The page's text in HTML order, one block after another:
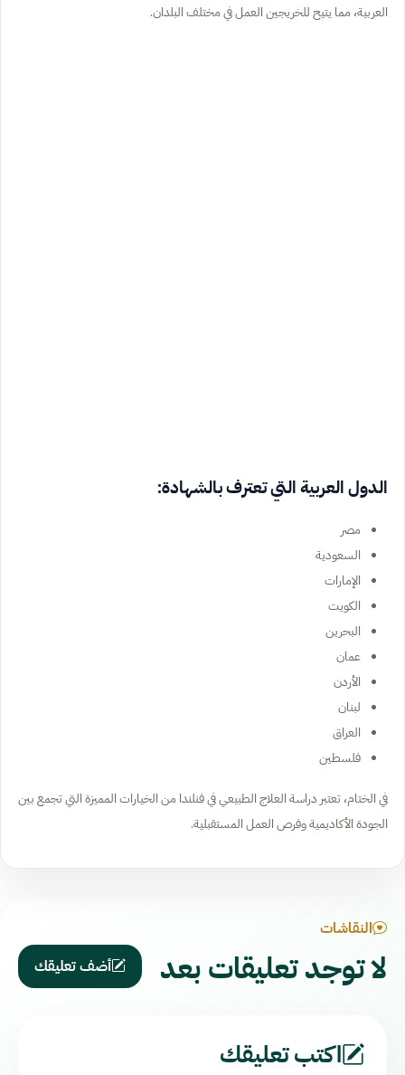
العربية، مما يتيح للخريجين العمل في مختلف البلدان.
الدول العربية التي تعترف بالشهادة:
مصر
السعودية
الإمارات
الكويت
البحرين
عمان
الأردن
لبنان
العراق
فلسطين
في الختام، تعتبر دراسة العلاج الطبيعي في فنلندا من الخيارات المميزة التي تجمع بين
الجودة الأكاديمية وفرص العمل المستقبلية.
النقاشات
لا توجد تعليقات بعد أضف تعليقك
اكتب تعليقك